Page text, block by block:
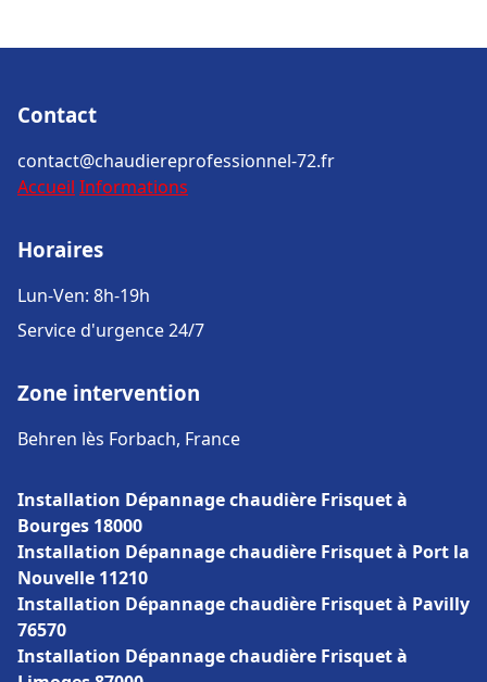
Contact
contact@chaudiereprofessionnel-72.fr
Accueil Informations
Horaires
Lun-Ven: 8h-19h
Service d'urgence 24/7
Zone intervention
Behren lès Forbach, France
Installation Dépannage chaudière Frisquet à
Bourges 18000
Installation Dépannage chaudière Frisquet à Port la
Nouvelle 11210
Installation Dépannage chaudière Frisquet à Pavilly
76570
Installation Dépannage chaudière Frisquet à